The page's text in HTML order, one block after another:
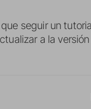
seguir un
a la